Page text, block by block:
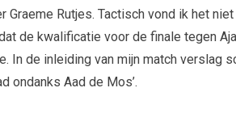
Rutjes. Tactisch vond ik het
de kwalificatie voor de finale tegen
In de inleiding van mijn match verslag
ondanks Aad de Mos’.